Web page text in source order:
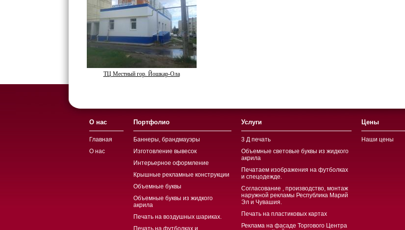
ТЦ Местный гор. Йошкар-Ола
О нас
Главная
О нас
Портфолио
Баннеры, брандмауэры
Изготовление вывесок
Интерьерное оформление
Крышные рекламные конструкции
Объемные буквы
Объемные буквы из жидкого
акрила
Печать на воздушных шариках.
Печать на футболках и
Услуги
3 Д печать
Объемные световые буквы из жидкого
акрила
Печатаем изображения на футболках
и спецодежде.
Согласование , производство, монтаж
наружной рекламы Республика Марий
Эл и Чувашия.
Печать на пластиковых картах
Реклама на фасаде Торгового Центра
Цены
Наши цены